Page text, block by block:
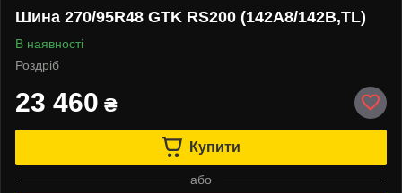
Шина 270/95R48 GTK RS200 (142A8/142B,TL)
В наявності
Роздріб
23 460 ₴
Купити
або